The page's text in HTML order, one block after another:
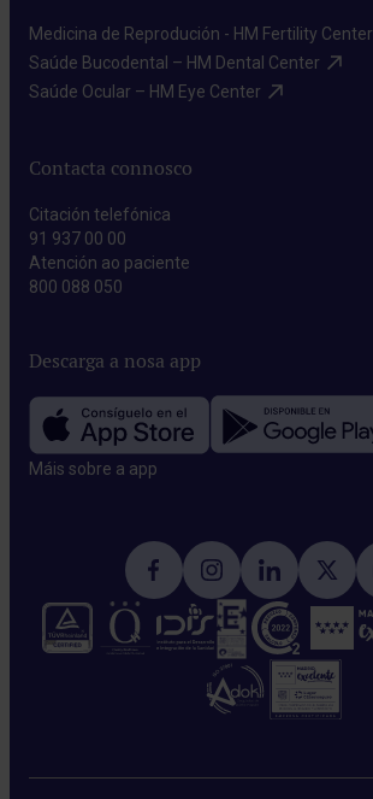
Medicina de Reprodución - HM Fertility Center​
Saúde Bucodental – HM Dental Center​
Saúde Ocular – HM Eye Center​
Contacta connosco
Citación telefónica
91 937 00 00
Atención ao paciente
800 088 050
Descarga a nosa app
Máis sobre a app​